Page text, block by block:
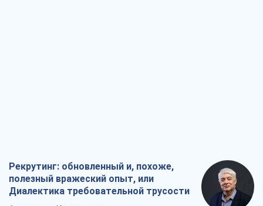
Рекрутинг: обновленный и, похоже,
полезный вражеский опыт, или
Диалектика требовательной трусости